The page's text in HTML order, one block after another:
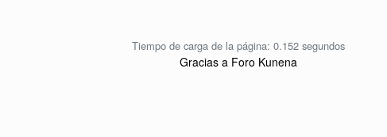
Tiempo de carga de la página: 0.152 segundos
Gracias a Foro Kunena